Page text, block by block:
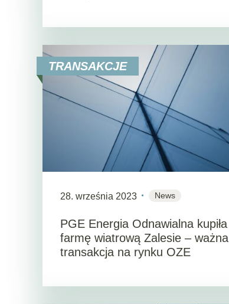
TRANSAKCJE
28. września 2023 News
PGE Energia Odnawialna kupiła
farmę wiatrową Zalesie – ważna
transakcja na rynku OZE